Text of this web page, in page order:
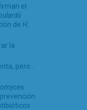
el
de H.
la
pero…